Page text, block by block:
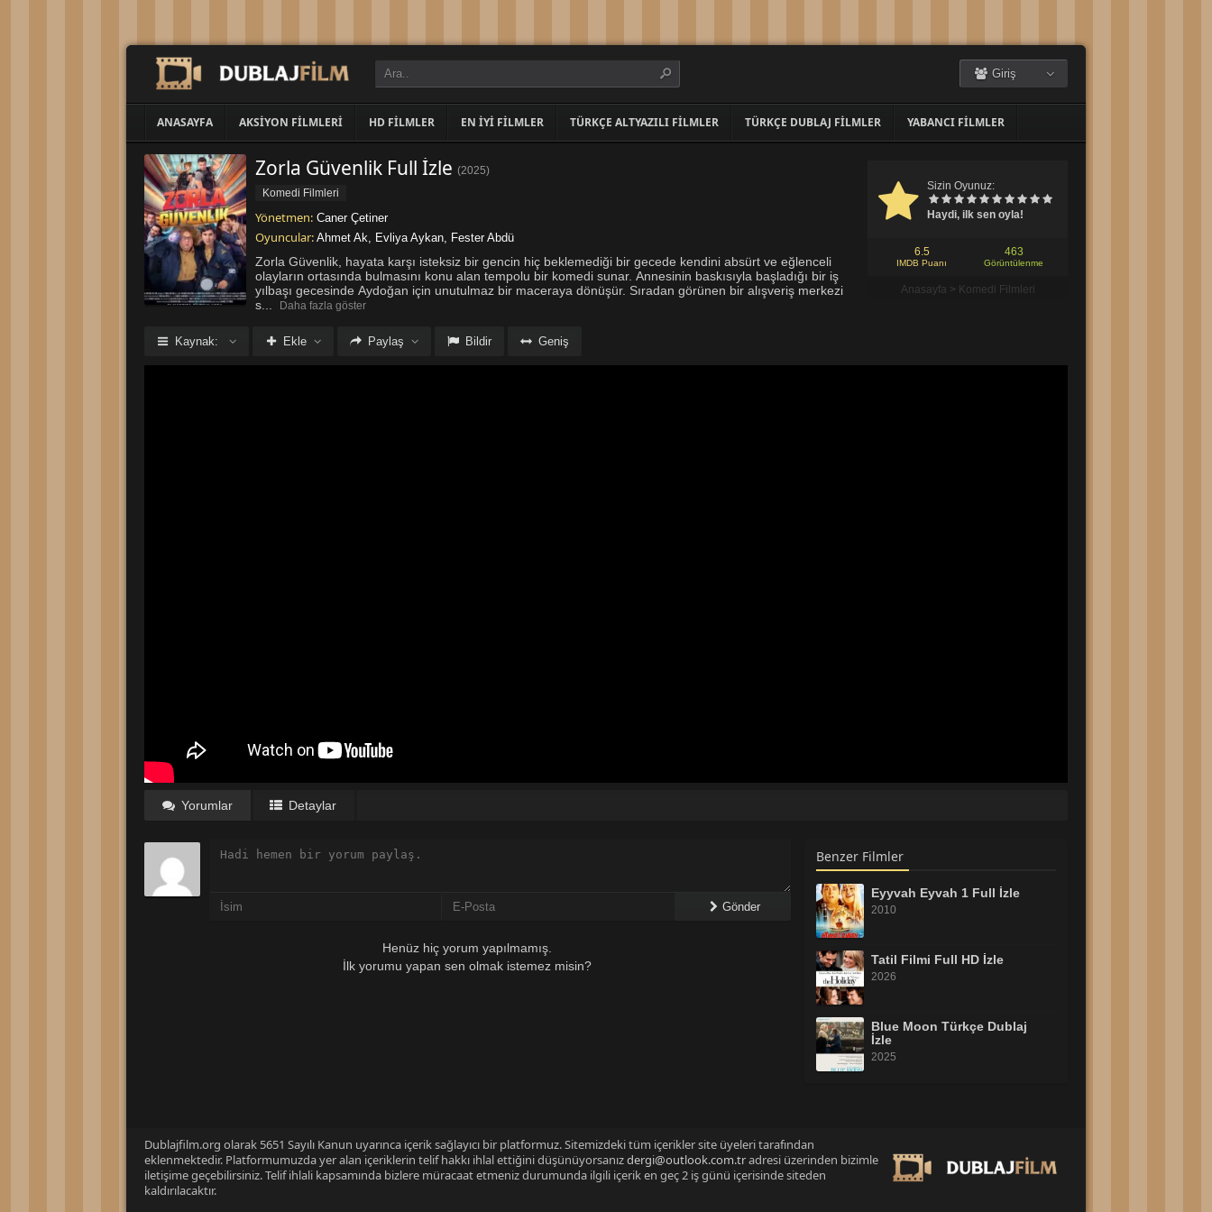
Giriş
ANASAYFA AKSIYON FILMLERI HD FILMLER EN İYI FILMLER TÜRKÇE ALTYAZILI FILMLER TÜRKÇE DUBLAJ FILMLER YABANCI FILMLER
Sizin Oyunuz:
Haydi, ilk sen oyla!
6.5
IMDB Puanı
463
Görüntülenme
Anasayfa > Komedi Filmleri
Zorla Güvenlik Full İzle (2025)
Komedi Filmleri
Yönetmen: Caner Çetiner
Oyuncular: Ahmet Ak, Evliya Aykan, Fester Abdü
Zorla Güvenlik, hayata karşı isteksiz bir gencin hiç beklemediği bir gecede kendini absürt ve eğlenceli
olayların ortasında bulmasını konu alan tempolu bir komedi sunar. Annesinin baskısıyla başladığı bir iş
yılbaşı gecesinde Aydoğan için unutulmaz bir maceraya dönüşür. Sıradan görünen bir alışveriş merkezi
s... Daha fazla göster
Kaynak: Ekle Paylaş Bildir Geniş
Yorumlar Detaylar
Gönder
Henüz hiç yorum yapılmamış.
İlk yorumu yapan sen olmak istemez misin?
Benzer Filmler
Eyyvah Eyvah 1 Full İzle
2010
Tatil Filmi Full HD İzle
2026
Blue Moon Türkçe Dublaj
İzle
2025
Tonari no Totoro 2007 Full
Dublajfilm.org olarak 5651 Sayılı Kanun uyarınca içerik sağlayıcı bir platformuz. Sitemizdeki tüm içerikler site üyeleri tarafından
eklenmektedir. Platformumuzda yer alan içeriklerin telif hakkı ihlal ettiğini düşünüyorsanızdergi@outlook.com.tradresi üzerinden bizimle
iletişime geçebilirsiniz. Telif ihlali kapsamında bizlere müracaat etmeniz durumunda ilgili içerik en geç 2 iş günü içerisinde siteden
kaldırılacaktır.